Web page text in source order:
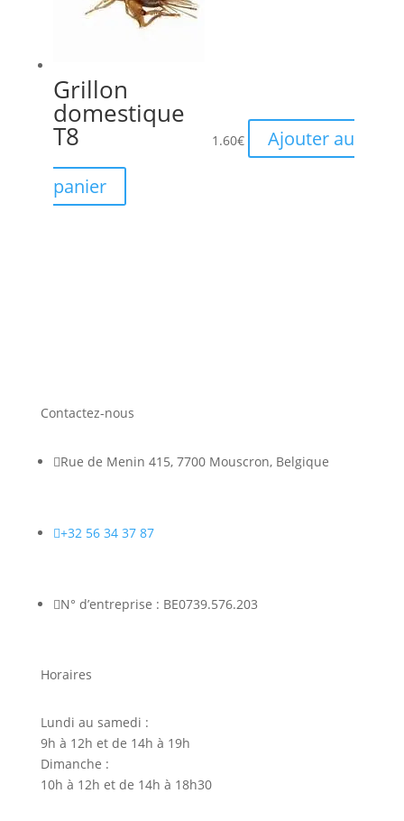
Grillon
domestique
T8 1.60€
Ajouter au
panier
Contactez-nous
Rue de Menin 415, 7700 Mouscron, Belgique
+32 56 34 37 87
N° d’entreprise : BE0739.576.203
Horaires
Lundi au samedi :
9h à 12h et de 14h à 19h
Dimanche :
10h à 12h et de 14h à 18h30